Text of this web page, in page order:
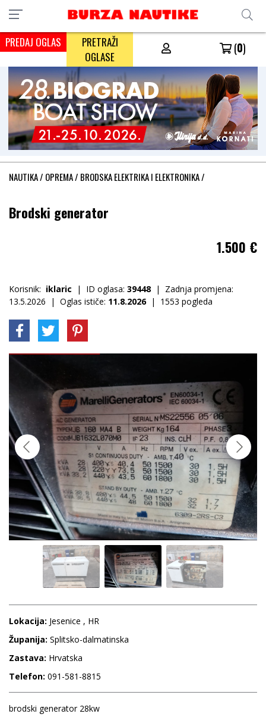
PREDAJ OGLAS
PRETRAŽI
OGLASE
(0)
NAUTIKA/ OPREMA/ BRODSKA ELEKTRIKA I ELEKTRONIKA/
Brodski generator
1.500 €
Korisnik: iklaric | ID oglasa: 39448 | Zadnja promjena:
13.5.2026 | Oglas ističe: 11.8.2026| 1553 pogleda
Lokacija: Jesenice , HR
Županija: Splitsko-dalmatinska
Zastava: Hrvatska
Telefon: 091-581-8815
brodski generator 28kw